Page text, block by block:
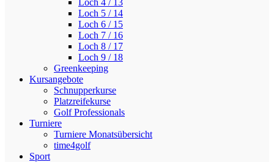
Loch 4 / 13
Loch 5 / 14
Loch 6 / 15
Loch 7 / 16
Loch 8 / 17
Loch 9 / 18
Greenkeeping
Kursangebote
Schnupperkurse
Platzreifekurse
Golf Professionals
Turniere
Turniere Monatsübersicht
time4golf
Sport